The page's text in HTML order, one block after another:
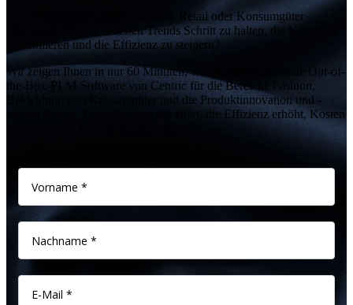
Hat Ihr Unternehmen für Fashion, Retail oder Konsumgüter
Probleme, mit den neuesten Trends Schritt zu halten, die Kosten zu
kontrollieren und die Effizienz zu steigern?
Wir zeigen Ihnen in nur 60 Minuten, warum die umfassende Out-of-
the-Box-PLM-Software von Centric für die Bereiche Fashion,
Bekleidung und Konsumgüter und die Produktinnovation und -
vielfalt fördert, Produktreihen erweitert, die Effizienz erhöht, Kosten